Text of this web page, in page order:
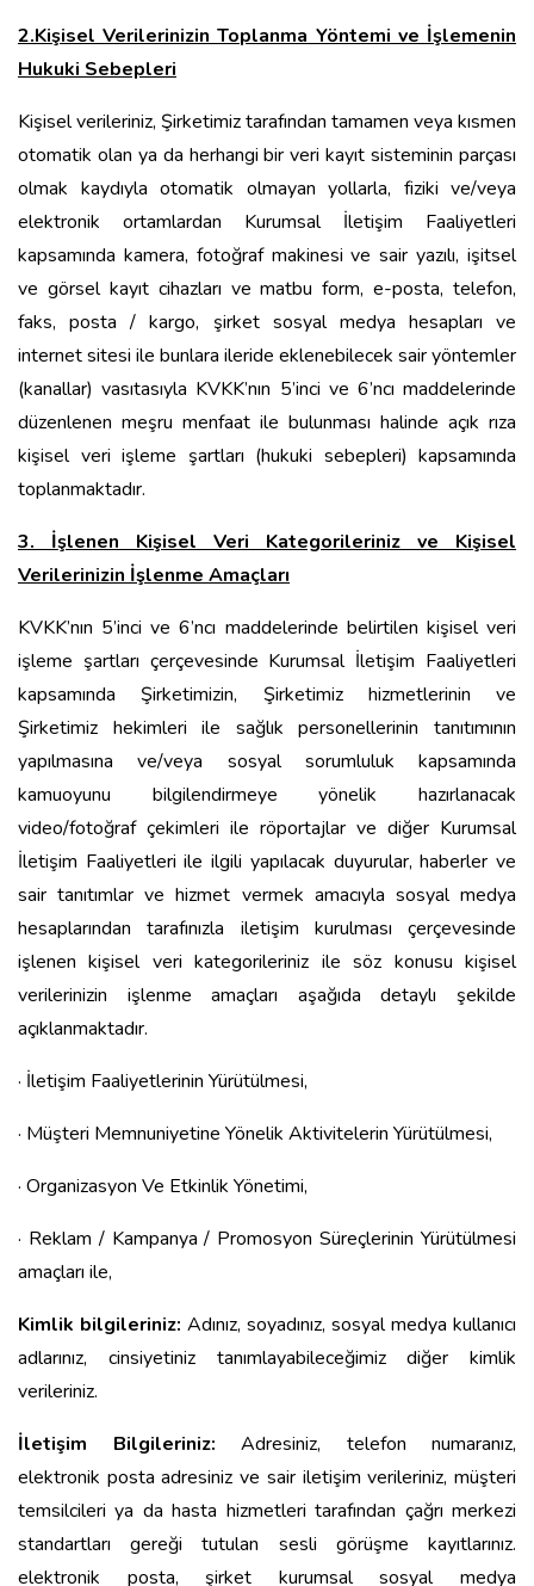
2.Kişisel Verilerinizin Toplanma Yöntemi ve İşlemenin
Hukuki Sebepleri
Kişisel verileriniz, Şirketimiz tarafından tamamen veya kısmen
otomatik olan ya da herhangi bir veri kayıt sisteminin parçası
olmak kaydıyla otomatik olmayan yollarla, fiziki ve/veya
elektronik ortamlardan Kurumsal İletişim Faaliyetleri
kapsamında kamera, fotoğraf makinesi ve sair yazılı, işitsel
ve görsel kayıt cihazları ve matbu form, e-posta, telefon,
faks, posta / kargo, şirket sosyal medya hesapları ve
internet sitesi ile bunlara ileride eklenebilecek sair yöntemler
(kanallar) vasıtasıyla KVKK’nın 5’inci ve 6’ncı maddelerinde
düzenlenen meşru menfaat ile bulunması halinde açık rıza
kişisel veri işleme şartları (hukuki sebepleri) kapsamında
toplanmaktadır.
3. İşlenen Kişisel Veri Kategorileriniz ve Kişisel
Verilerinizin İşlenme Amaçları
KVKK’nın 5’inci ve 6’ncı maddelerinde belirtilen kişisel veri
işleme şartları çerçevesinde Kurumsal İletişim Faaliyetleri
kapsamında Şirketimizin, Şirketimiz hizmetlerinin ve
Şirketimiz hekimleri ile sağlık personellerinin tanıtımının
yapılmasına ve/veya sosyal sorumluluk kapsamında
kamuoyunu bilgilendirmeye yönelik hazırlanacak
video/fotoğraf çekimleri ile röportajlar ve diğer Kurumsal
İletişim Faaliyetleri ile ilgili yapılacak duyurular, haberler ve
sair tanıtımlar ve hizmet vermek amacıyla sosyal medya
hesaplarından tarafınızla iletişim kurulması çerçevesinde
işlenen kişisel veri kategorileriniz ile söz konusu kişisel
verilerinizin işlenme amaçları aşağıda detaylı şekilde
açıklanmaktadır.
· İletişim Faaliyetlerinin Yürütülmesi,
· Müşteri Memnuniyetine Yönelik Aktivitelerin Yürütülmesi,
· Organizasyon Ve Etkinlik Yönetimi,
· Reklam / Kampanya / Promosyon Süreçlerinin Yürütülmesi
amaçları ile,
Kimlik bilgileriniz: Adınız, soyadınız, sosyal medya kullanıcı
adlarınız, cinsiyetiniz tanımlayabileceğimiz diğer kimlik
verileriniz.
İletişim Bilgileriniz: Adresiniz, telefon numaranız,
elektronik posta adresiniz ve sair iletişim verileriniz, müşteri
temsilcileri ya da hasta hizmetleri tarafından çağrı merkezi
standartları gereği tutulan sesli görüşme kayıtlarınız.
elektronik posta, şirket kurumsal sosyal medya